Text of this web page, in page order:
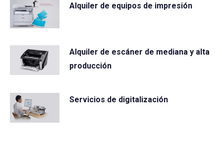
Alquiler de equipos de impresión
Alquiler de escáner de mediana y alta
producción
Servicios de digitalización